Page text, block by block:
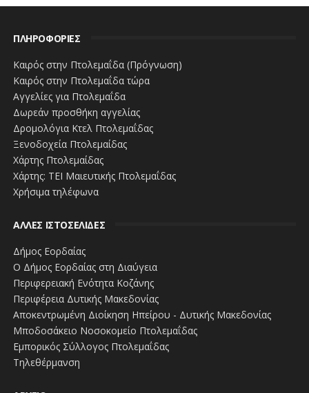
ΠΛΗΡΟΦΟΡΙΕΣ
Καιρός στην Πτολεμαΐδα (Πρόγνωση)
Καιρός στην Πτολεμαΐδα τώρα
Αγγελίες για Πτολεμαΐδα
Δωρεάν προσθήκη αγγελίας
Δρομολόγια Κτελ Πτολεμαΐδας
Ξενοδοχεία Πτολεμαίδας
Χάρτης Πτολεμαίδας
Χάρτης: ΤΕΙ Μαιευτικής Πτολεμαΐδας
Χρήσιμα τηλέφωνα
ΑΛΛΕΣ ΙΣΤΟΣΕΛΙΔΕΣ
Δήμος Εορδαίας
Ο Δήμος Εορδαίας στη Διαύγεια
Περιφερειακή Ενότητα Κοζάνης
Περιφέρεια Δυτικής Μακεδονίας
Αποκεντρωμένη Διοίκηση Ηπείρου - Δυτικής Μακεδονίας
Μποδοσάκειο Νοσοκομείο Πτολεμαΐδας
Εμπορικός Σύλλογος Πτολεμαΐδας
Τηλεθέρμανση